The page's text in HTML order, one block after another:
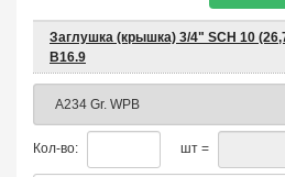
Заглушка (крышка) 3/4" SCH 10
B16.9
Кол-во: шт =